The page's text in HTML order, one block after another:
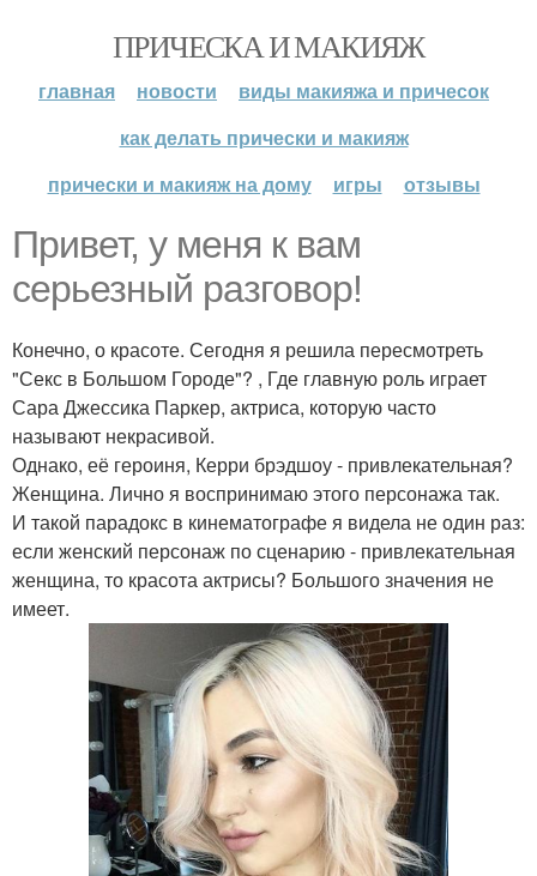
ПРИЧЕСКА И МАКИЯЖ
главная новости
виды макияжа и причесок
как делать прически и макияж
прически и макияж на дому
игры отзывы
Привет, у меня к вам
серьезный разговор!
Конечно, о красоте. Сегодня я решила пересмотреть
"Секс в Большом Городе"? , Где главную роль играет
Сара Джессика Паркер, актриса, которую часто
называют некрасивой.
Однако, её героиня, Керри брэдшоу - привлекательная?
Женщина. Лично я воспринимаю этого персонажа так.
И такой парадокс в кинематографе я видела не один раз:
если женский персонаж по сценарию - привлекательная
женщина, то красота актрисы? Большого значения не
имеет.